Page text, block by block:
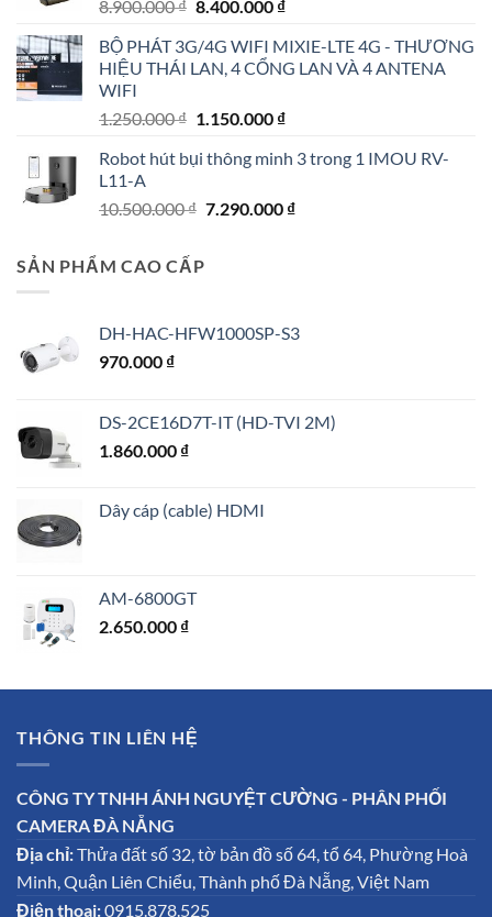
8.900.000₫ Giá
là:
8.900.000 ₫.
8.400.000 ₫Giá
tại
là:
BỘ PHÁT 3G/4G WIFI MIXIE-LTE 4G - THƯƠNG
HIỆU THÁI LAN, 4 CỔNG LAN VÀ 4 ANTENA
WIFI
1.250.000₫ Giá
là:
1.150.000 ₫Giá
tại
1.150.000 ₫.
Robot hút bụi thông minh 3 trong 1 IMOU RV-
L11-A
10.500.000₫ Giá
7.290.000 ₫Giá
SẢN PHẨM CAO CẤP
DH-HAC-HFW1000SP-S3
970.000 ₫
DS-2CE16D7T-IT (HD-TVI 2M)
1.860.000 ₫
Dây cáp (cable) HDMI
AM-6800GT
2.650.000 ₫
THÔNG TIN LIÊN HỆ
CÔNG TY TNHH ÁNH NGUYỆT CƯỜNG - PHÂN PHỐI
CAMERA ĐÀ NẴNG
Địa chỉ:Thửa đất số 32, tờ bản đồ số 64, tổ 64, Phường Hoà
Minh, Quận Liên Chiểu, Thành phố Đà Nẵng, Việt Nam
Điện thoai:0915.878.525